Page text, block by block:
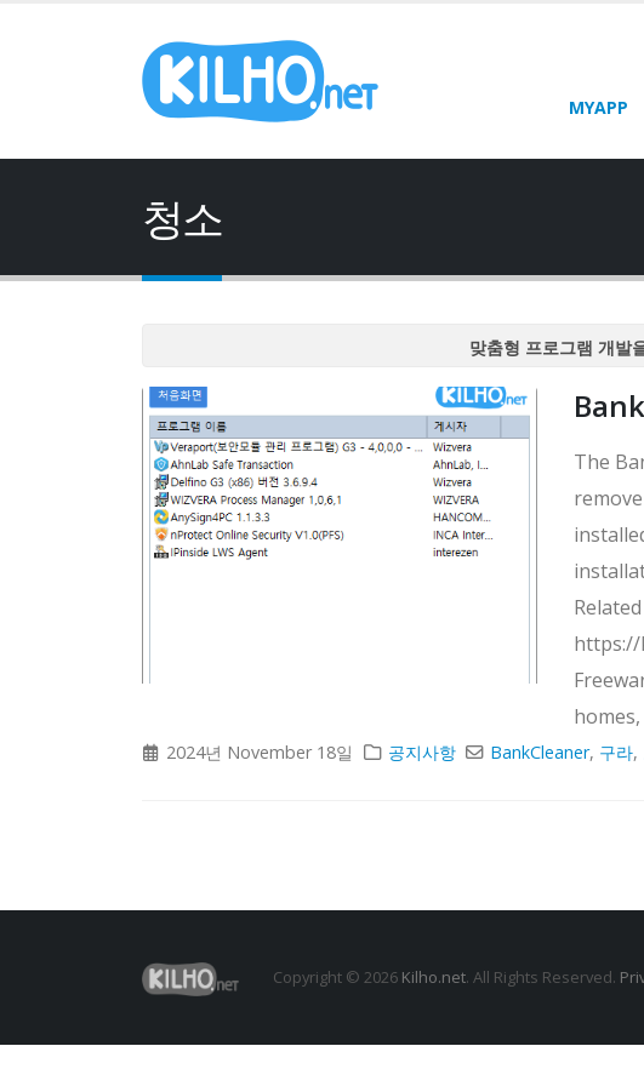
MYAPP
청소
맞춤형 프로그램 개발
맞춤형 프로그램 개발
맞춤형 프로그램 개발
맞춤형 프로그램 개발
맞춤형 프로그램 개발
The
https://
homes,
2024년 November 18일 공지사항 BankCleaner, 구라,
Copyright © 2026 Kilho.net. All Rights Reserved.